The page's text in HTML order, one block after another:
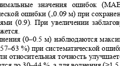
значения ошибок
ошибки (₋0.09м) при
(0.9). При увеличении
(0–0.5 м) наблюдаются
–63 %) при систематической
относительная точность